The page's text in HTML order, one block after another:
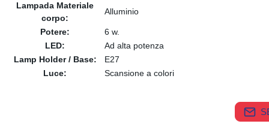
Lampada Materiale
corpo:
Alluminio
Potere:
6 w.
LED:
Ad alta potenza
Lamp Holder / Base:
E27
Luce:
Scansione a colori